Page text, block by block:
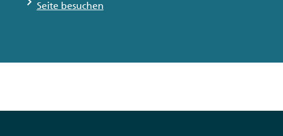
Seite besuchen